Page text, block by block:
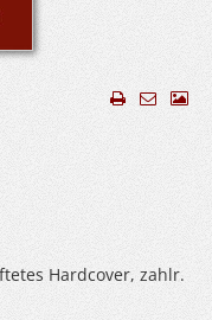
Hardcover, zahlr.